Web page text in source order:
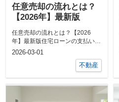
任意売却の流れとは？
【2026年】最新版
任意売却の流れとは？【2026
年】最新版住宅ローンの支払いを
滞納すると、最悪の場合には住宅
2026-03-01
不動産